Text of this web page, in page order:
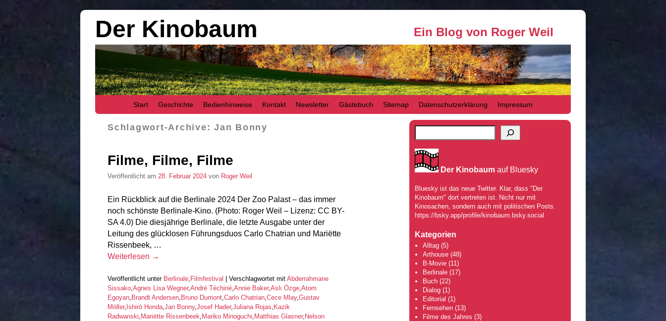
Der Kinobaum Ein Blog von Roger Weil
Start Geschichte Bedienhinweise Kontakt Newsletter Gästebuch Sitemap Datenschutzerklärung Impressum
Schlagwort-Archive:Jan Bonny
Filme, Filme, Filme
Veröffentlicht am 28. Februar 2024 von Roger Weil
Ein Rückblick auf die Berlinale 2024 Der Zoo Palast – das immer
noch schönste Berlinale-Kino. (Photo: Roger Weil – Lizenz: CC BY-
SA 4.0) Die diesjährige Berlinale, die letzte Ausgabe unter der
Leitung des glücklosen Führungsduos Carlo Chatrian und Mariëtte
Rissenbeek, …
Weiterlesen →
Veröffentlicht unter Berlinale Filmfestival Verschlagwortet mit Abderrahmane
Sissako Agnes Lisa Wegner, André Téchiné Annie Baker, Aslı Özge Atom
Egoyan Brandt Andersen Bruno Dumont Carlo Chatrian Cece Mlay, Gustav
Möller, Ishirō Honda Jan Bonny, Josef Hader, Juliana Rojas Kazik
Radwanski Mariëtte Rissenbeek Mariko Minoguchi Matthias Glasner, Nelson
Der Kinobaumauf Bluesky
Bluesky ist das neue Twitter. Klar, dass "Der
Kinobaum" dort vertreten ist. Nicht nur mit
Kinosachen, sondern auch mit politischen Posts.
https://bsky.app/profile/kinobaum.bsky.social
Kategorien
Alltag(5)
Arthouse(48)
B-Movie(11)
Berlinale(17)
Buch(22)
Dialog(1)
Editorial (1)
Fernsehen(13)
Filme des Jahres (3)